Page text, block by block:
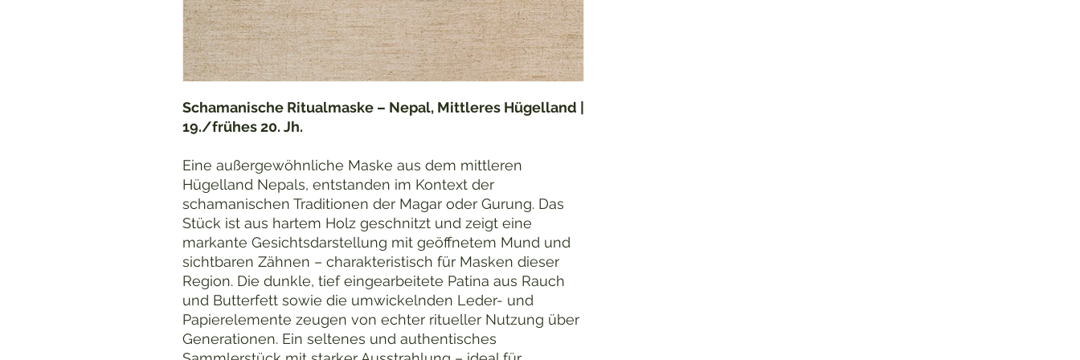
Schamanische Ritualmaske – Nepal, Mittleres Hügelland |
19./frühes 20. Jh.
Eine außergewöhnliche Maske aus dem mittleren
Hügelland Nepals, entstanden im Kontext der
schamanischen Traditionen der Magar oder Gurung. Das
Stück ist aus hartem Holz geschnitzt und zeigt eine
markante Gesichtsdarstellung mit geöffnetem Mund und
sichtbaren Zähnen – charakteristisch für Masken dieser
Region. Die dunkle, tief eingearbeitete Patina aus Rauch
und Butterfett sowie die umwickelnden Leder- und
Papierelemente zeugen von echter ritueller Nutzung über
Generationen. Ein seltenes und authentisches